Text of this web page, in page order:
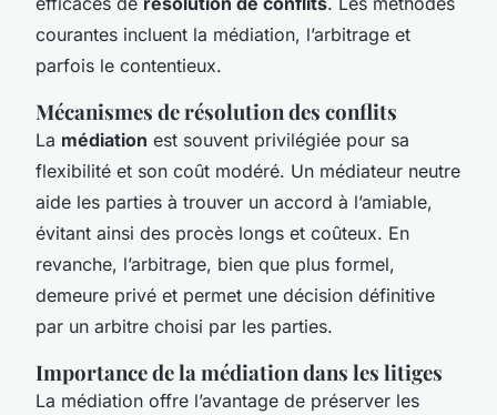
courantes incluent la médiation, l’arbitrage et
parfois le contentieux.
Mécanismes de résolution des conflits
La médiation est souvent privilégiée pour sa
flexibilité et son coût modéré. Un médiateur neutre
aide les parties à trouver un accord à l’amiable,
évitant ainsi des procès longs et coûteux. En
revanche, l’arbitrage, bien que plus formel,
demeure privé et permet une décision définitive
par un arbitre choisi par les parties.
Importance de la médiation dans les litiges
La médiation offre l’avantage de préserver les